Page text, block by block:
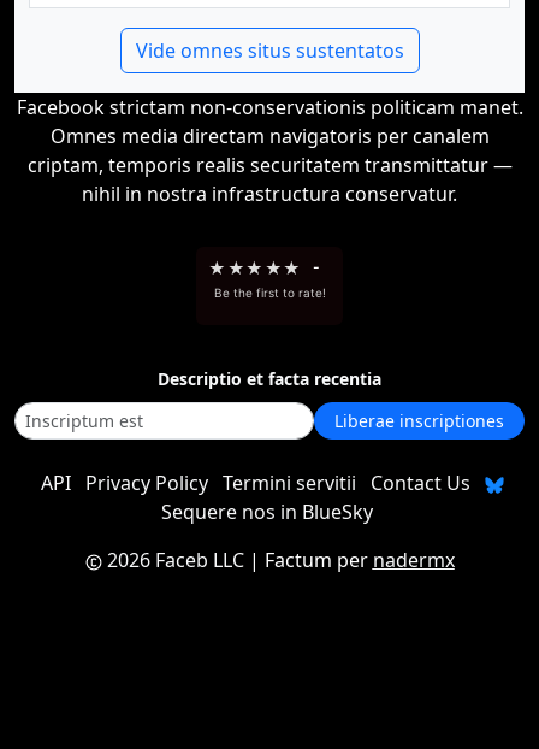
Vide omnes situs sustentatos
Facebook strictam non-conservationis politicam manet.
Omnes media directam navigatoris per canalem
criptam, temporis realis securitatem transmittatur —
nihil in nostra infrastructura conservatur.
★ ★★ ★★ -
Be the first to rate!
Descriptio et facta recentia
Liberae inscriptiones
API Privacy Policy Termini servitii
Contact Us
Sequere nos in BlueSky
2026 Faceb LLC| Factum per nadermx